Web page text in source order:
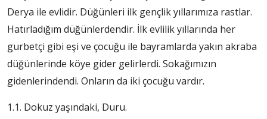
Derya ile evlidir. Düğünleri ilk gençlik yıllarımıza rastlar.
Hatırladığım düğünlerdendir. İlk evlilik yıllarında her
gurbetçi gibi eşi ve çocuğu ile bayramlarda yakın akraba
düğünlerinde köye gider gelirlerdi. Sokağımızın
gidenlerindendi. Onların da iki çocuğu vardır.
1.1. Dokuz yaşındaki, Duru.